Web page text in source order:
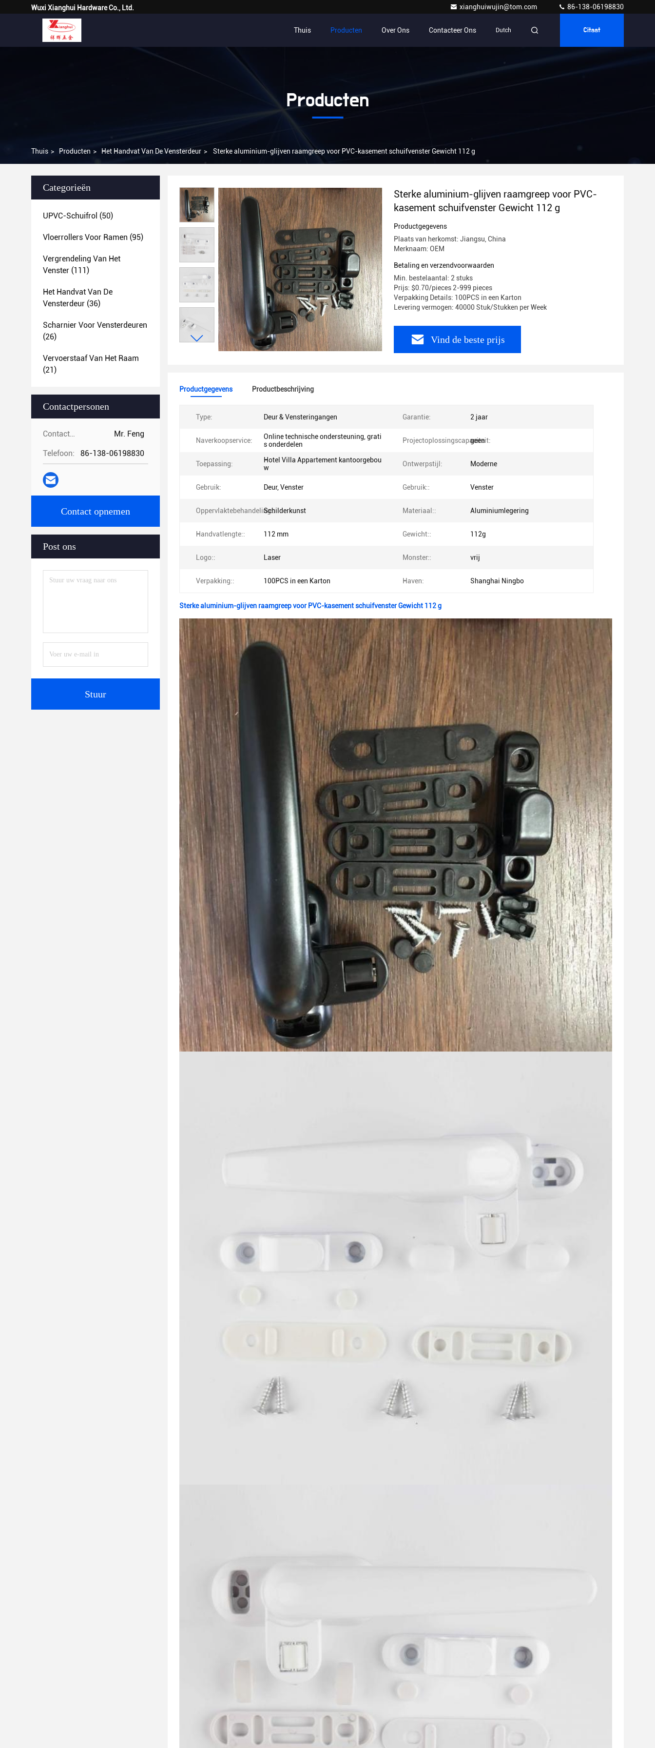
Wuxi Xianghui Hardware Co., Ltd. xianghuiwujin@tom.com 86-138-06198830
Thuis Producten Over Ons Contacteer Ons Dutch Citaat
Producten
Thuis > Producten > Het Handvat Van De Vensterdeur > Sterke aluminium-glijven raamgreep voor PVC-kasement schuifvenster Gewicht 112 g
Categorieën
UPVC-Schuifrol (50)
Vloerrollers Voor Ramen (95)
Vergrendeling Van Het
Venster (111)
Het Handvat Van De
Vensterdeur (36)
Scharnier Voor Vensterdeuren
(26)
Vervoerstaaf Van Het Raam
(21)
Contactpersonen
Contactpersonen: Mr. Feng
Telefoon: 86-138-06198830
Contact opnemen
Post ons
Stuur
Sterke aluminium-glijven raamgreep voor PVC-
kasement schuifvenster Gewicht 112 g
Productgegevens
Plaats van herkomst: Jiangsu, China
Merknaam: OEM
Betaling en verzendvoorwaarden
Min. bestelaantal: 2 stuks
Prijs: $0.70/pieces 2-999 pieces
Verpakking Details: 100PCS in een Karton
Levering vermogen: 40000 Stuk/Stukken per Week
Vind de beste prijs
Productgegevens Productbeschrijving
Type: Deur & Vensteringangen Garantie: 2 jaar
Naverkoopservice:
Online technische ondersteuning, grati
s onderdelen
Projectoplossingscapaciteit:
geen
Toepassing:
Hotel Villa Appartement kantoorgebou
w
Ontwerpstijl: Moderne
Gebruik: Deur, Venster Gebruik:: Venster
Oppervlaktebehandeling::Schilderkunst Materiaal:: Aluminiumlegering
Handvatlengte:: 112 mm Gewicht:: 112g
Logo:: Laser Monster:: vrij
Verpakking:: 100PCS in een Karton Haven: Shanghai Ningbo
Sterke aluminium-glijven raamgreep voor PVC-kasement schuifvenster Gewicht 112 g